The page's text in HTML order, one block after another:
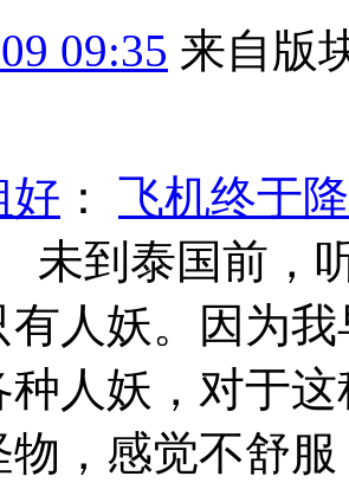
09:35 来自版
好 ： 飞机终于降
泰国前，听
有人妖。因为
种人妖，对于
物，感觉不舒